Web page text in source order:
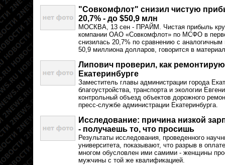
"Совкомфлот" снизил чистую
20,7% - до $50,9 млн
МОСКВА, 13 сен - ПРАЙМ. Чистая прибыль
компании ОАО «Совкомфлот» по МСФО в
снизилась 20,7% по сравнению с
50,9 миллиона долларов, говорится в
Липович проверил, как
Екатеринбурге
Заместитель главы администрации города
благоустройства, транспорта и экологии
контрольный объезд объектов дорожного
пресс-службе администрации Екатеринбурга.
Исследование: причина низкой
- получаешь то, что просишь
Результаты исследования, проведенного
университета, показывают, что разрыв в
многом обусловлен ими самими - женщины
мужчины с той же квалификацией.